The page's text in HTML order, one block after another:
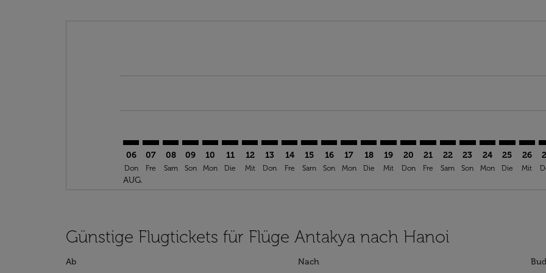
06
Don
AUG.
07
Fre
08
Sam
09
Son
10
Mon
11
Die
12
Mit
13
Don
14
Fre
15
Sam
16
Son
17
Mon
18
Die
19
Mit
HTY–HAN: cmp-view-offers-
20
Don
HTY–HAN: cmp-view-
21
Fre
HTY–HAN: cmp-view-
22
Sam
HTY–HAN: cmp-
23
Son
HTY–HAN:
24
Mon
25
Die
26
Mit
Günstige Flugtickets für Flüge Antakya nach Hanoi
Ab Nach